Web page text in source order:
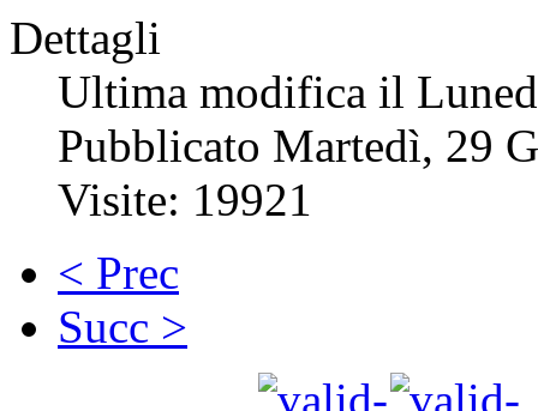
Dettagli
Ultima modifica il
Pubblicato Martedì, 29
Visite: 19921
< Prec
Succ >